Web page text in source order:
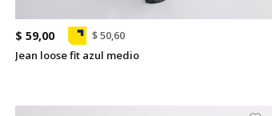
$ 59,00
$ 50,60
Jean loose fit azul medio